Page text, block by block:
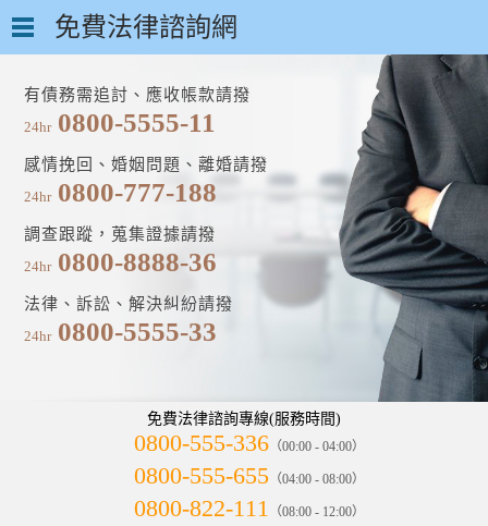
免費法律諮詢網
有債務需追討、應收帳款請撥
24hr 0800-5555-11
感情挽回、婚姻問題、離婚請撥
24hr 0800-777-188
調查跟蹤，蒐集證據請撥
24hr 0800-8888-36
法律、訴訟、解決糾紛請撥
24hr 0800-5555-33
免費法律諮詢專線(服務時間)
0800-555-336 （00:00 - 04:00）
0800-555-655 （04:00 - 08:00）
0800-822-111 （08:00 - 12:00）